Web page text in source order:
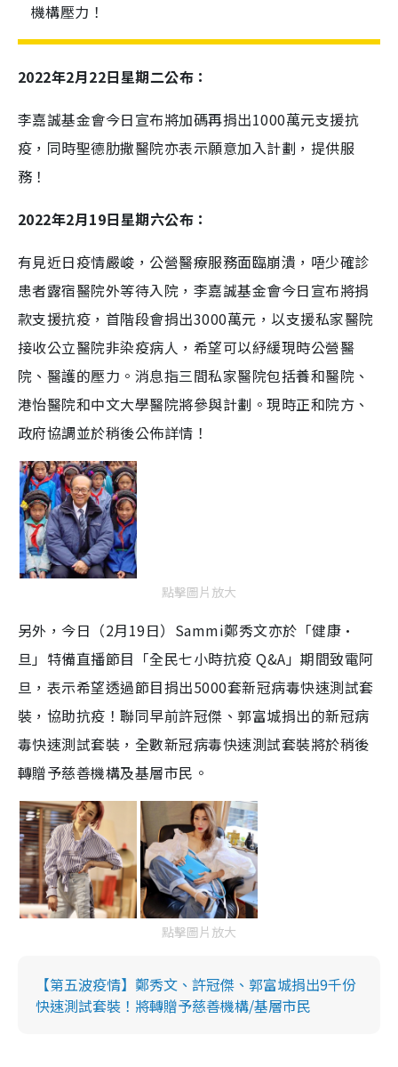
機構壓力！
2022年2月22日星期二公布：
李嘉誠基金會今日宣布將加碼再捐出1000萬元支援抗
疫，同時聖德肋撒醫院亦表示願意加入計劃，提供服
務！
2022年2月19日星期六公布：
有見近日疫情嚴峻，公營醫療服務面臨崩潰，唔少確診
患者露宿醫院外等待入院，李嘉誠基金會今日宣布將捐
款支援抗疫，首階段會捐出3000萬元，以支援私家醫院
接收公立醫院非染疫病人，希望可以紓緩現時公營醫
院、醫護的壓力。消息指三間私家醫院包括養和醫院、
港怡醫院和中文大學醫院將參與計劃。現時正和院方、
政府協調並於稍後公佈詳情！
點擊圖片放大
另外，今日（2月19日）Sammi鄭秀文亦於「健康·
旦」特備直播節目「全民七小時抗疫 Q&A」期間致電阿
旦，表示希望透過節目捐出5000套新冠病毒快速測試套
裝，協助抗疫！聯同早前許冠傑、郭富城捐出的新冠病
毒快速測試套裝，全數新冠病毒快速測試套裝將於稍後
轉贈予慈善機構及基層市民。
點擊圖片放大
【第五波疫情】鄭秀文、許冠傑、郭富城捐出9千份
快速測試套裝！將轉贈予慈善機構/基層市民